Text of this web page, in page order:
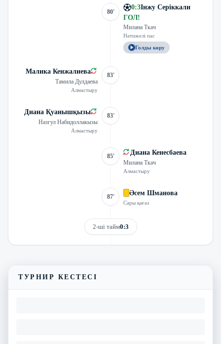
80'
0:3Інжу Серіккали
ГОЛ!
Милана Ткач
Нәтижелі пас
Голды көру
Малика Кенжалиева
Тамила Дулдаева
Алмастыру
83'
Диана Қуанышқызы
Назгул Набидоллакызы
Алмастыру
83'
85' Диана Кенесбаева
Милана Ткач
Алмастыру
87' Әсем Шманова
Сары қағаз
2-ші тайм0:3
ТУРНИР КЕСТЕСІ